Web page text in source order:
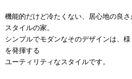
機能的だけど冷たくない、居心地の良
スタイルの家。
シンプルでモダンなそのデザインは、
を発揮する
ユーティリティなスタイルです。